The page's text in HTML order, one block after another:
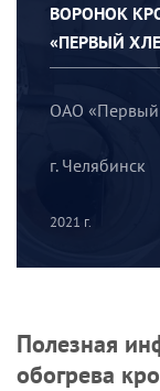
ВОРОНОК
«ПЕРВЫЙ
ОАО «Первый
г. Челябинск
2021 г.
Полезная
обогрева